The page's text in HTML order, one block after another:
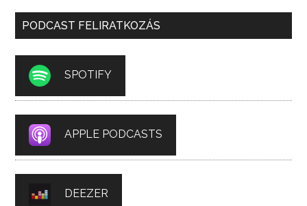
PODCAST FELIRATKOZÁS
SPOTIFY
APPLE PODCASTS
DEEZER